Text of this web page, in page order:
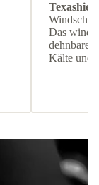
Das
dehnbare
Kälte und